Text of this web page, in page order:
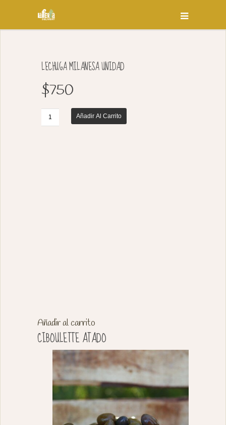
LECHUGA MILANESA UNIDAD
$750
Añadir Al Carrito
Añadir al carrito
CIBOULETTE ATADO